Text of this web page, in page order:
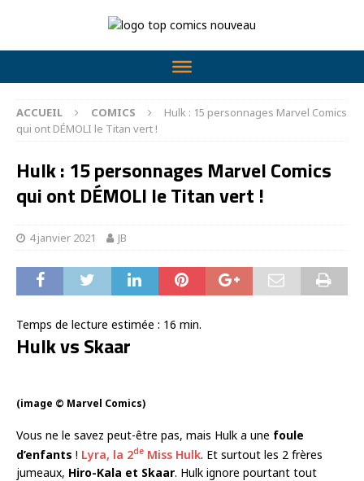
ACCUEIL COMICS
Hulk : 15 personnages Marvel Comics
qui ont DÉMOLI le Titan vert !
Hulk : 15 personnages Marvel Comics
qui ont DÉMOLI le Titan vert !
4 janvier 2021 JB
Temps de lecture estimée : 16 min.
Hulk vs Skaar
(image © Marvel Comics)
Vous ne le savez peut-être pas, mais Hulk a une foule
d’enfants ! Lyra, la 2de Miss Hulk. Et surtout les 2 frères
jumeaux, Hiro-Kala et Skaar. Hulk ignore pourtant tout